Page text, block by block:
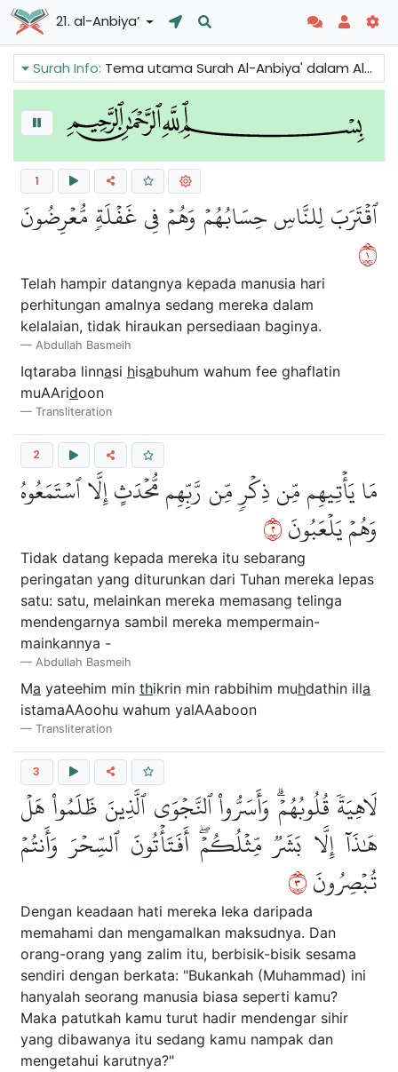
21. al-Anbiya’
Surah Info: Tema utama Surah Al-Anbiya' dalam Al-Quran adalah Nabi dan Kenabian seperti yang ditunjukkan oleh tajuk surah tersebut. Allah juga menguji para nabi, tetapi mereka sentiasa bertawakkal kepada Allah dan hidup menurut perintah-Nya. Mereka adalah ahli solat dan Allah mendengar doa mereka.
1
ٱقۡتَرَبَ لِلنَّاسِ حِسَابُهُمۡ وَهُمۡ فِي غَفۡلَةٖ مُّعۡرِضُونَ
١
Telah hampir datangnya kepada manusia hari
perhitungan amalnya sedang mereka dalam
kelalaian, tidak hiraukan persediaan baginya.
Abdullah Basmeih
Iqtaraba linnasi hisabuhum wahum fee ghaflatin
muAAridoon
Transliteration
2
مَا يَأۡتِيهِم مِّن ذِكۡرٖ مِّن رَّبِّهِم مُّحۡدَثٍ إِلَّا ٱسۡتَمَعُوهُ
وَهُمۡ يَلۡعَبُونَ٢
Tidak datang kepada mereka itu sebarang
peringatan yang diturunkan dari Tuhan mereka lepas
satu: satu, melainkan mereka memasang telinga
mendengarnya sambil mereka mempermain-
mainkannya -
Abdullah Basmeih
Ma yateehim min thikrin min rabbihim muhdathin illa
istamaAAoohu wahum yalAAaboon
Transliteration
3
لَاهِيَةٗ قُلُوبُهُمۡۗ وَأَسَرُّواْ ٱلنَّجۡوَى ٱلَّذِينَ ظَلَمُواْ هَلۡ
هَٰذَآ إِلَّا بَشَرٞ مِّثۡلُكُمۡۖ أَفَتَأۡتُونَ ٱلسِّحۡرَ وَأَنتُمۡ
تُبۡصِرُونَ٣
Dengan keadaan hati mereka leka daripada
memahami dan mengamalkan maksudnya. Dan
orang-orang yang zalim itu, berbisik-bisik sesama
sendiri dengan berkata: "Bukankah (Muhammad) ini
hanyalah seorang manusia biasa seperti kamu?
Maka patutkah kamu turut hadir mendengar sihir
yang dibawanya itu sedang kamu nampak dan
mengetahui karutnya?"